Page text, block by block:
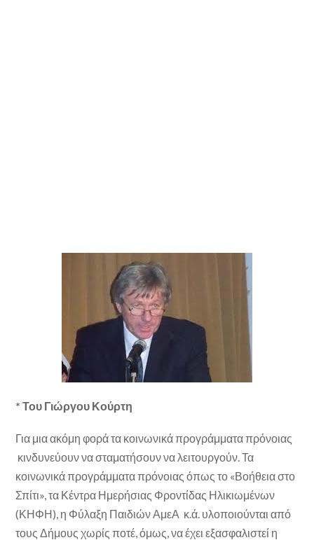
* Του Γιώργου Κούρτη
Για μια ακόμη φορά τα κοινωνικά προγράμματα πρόνοιας
κινδυνεύουν να σταματήσουν να λειτουργούν. Τα
κοινωνικά προγράμματα πρόνοιας όπως το «Βοήθεια στο
Σπίτι», τα Κέντρα Ημερήσιας Φροντίδας Ηλικιωμένων
(ΚΗΦΗ), η Φύλαξη Παιδιών ΑμεΑ κ.ά. υλοποιούνται από
τους Δήμους χωρίς ποτέ, όμως, να έχει εξασφαλιστεί η